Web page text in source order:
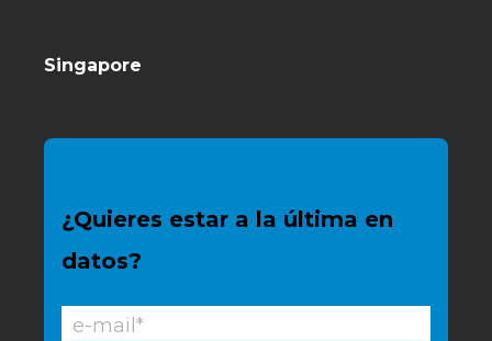
Singapore
¿Quieres estar a la última en
datos?